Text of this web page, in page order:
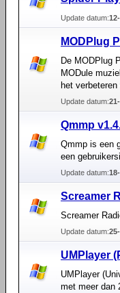
Update datum:
MODPlug
De MODPlug
MODule
het
Update datum:
Qmmp
Qmmp is een
een
Update datum:
Screamer
Screamer
Update datum:
UMPlayer
UMPlayer
met meer dan